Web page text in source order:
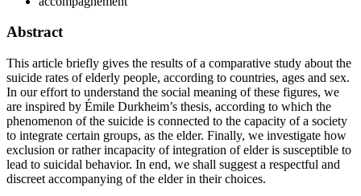
Abstract
This article briefly gives the results of a comparative study about the
suicide rates of elderly people, according to countries, ages and sex.
In our effort to understand the social meaning of these figures, we
are inspired by Émile Durkheim’s thesis, according to which the
phenomenon of the suicide is connected to the capacity of a society
to integrate certain groups, as the elder. Finally, we investigate how
exclusion or rather incapacity of integration of elder is susceptible to
lead to suicidal behavior. In end, we shall suggest a respectful and
discreet accompanying of the elder in their choices.